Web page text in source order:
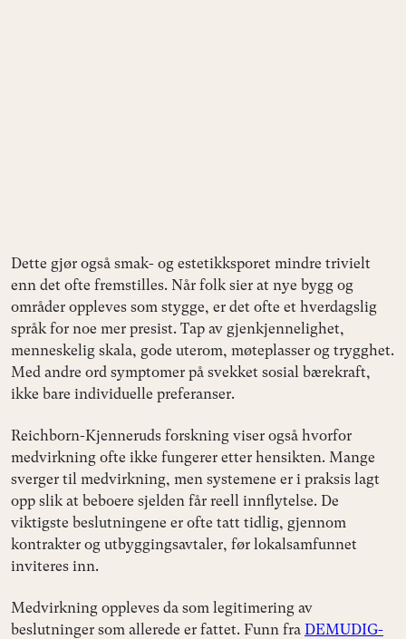
Dette gjør også smak- og estetikksporet mindre trivielt
enn det ofte fremstilles. Når folk sier at nye bygg og
områder oppleves som stygge, er det ofte et hverdagslig
språk for noe mer presist. Tap av gjenkjennelighet,
menneskelig skala, gode uterom, møteplasser og trygghet.
Med andre ord symptomer på svekket sosial bærekraft,
ikke bare individuelle preferanser.
Reichborn-Kjenneruds forskning viser også hvorfor
medvirkning ofte ikke fungerer etter hensikten. Mange
sverger til medvirkning, men systemene er i praksis lagt
opp slik at beboere sjelden får reell innflytelse. De
viktigste beslutningene er ofte tatt tidlig, gjennom
kontrakter og utbyggingsavtaler, før lokalsamfunnet
inviteres inn.
Medvirkning oppleves da som legitimering av
beslutninger som allerede er fattet. Funn fra DEMUDIG-